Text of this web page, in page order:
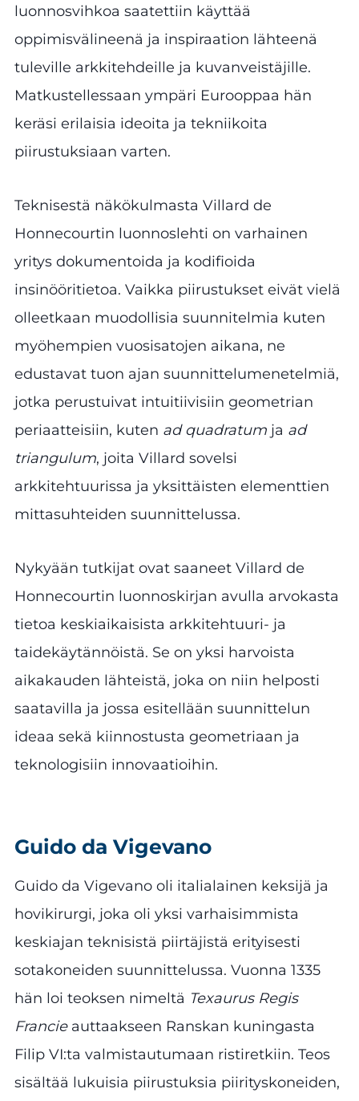
luonnosvihkoa saatettiin käyttää
oppimisvälineenä ja inspiraation lähteenä
tuleville arkkitehdeille ja kuvanveistäjille.
Matkustellessaan ympäri Eurooppaa hän
keräsi erilaisia ideoita ja tekniikoita
piirustuksiaan varten.
Teknisestä näkökulmasta Villard de
Honnecourtin luonnoslehti on varhainen
yritys dokumentoida ja kodifioida
insinööritietoa. Vaikka piirustukset eivät vielä
olleetkaan muodollisia suunnitelmia kuten
myöhempien vuosisatojen aikana, ne
edustavat tuon ajan suunnittelumenetelmiä,
jotka perustuivat intuitiivisiin geometrian
periaatteisiin, kuten ad quadratum ja ad
triangulum, joita Villard sovelsi
arkkitehtuurissa ja yksittäisten elementtien
mittasuhteiden suunnittelussa.
Nykyään tutkijat ovat saaneet Villard de
Honnecourtin luonnoskirjan avulla arvokasta
tietoa keskiaikaisista arkkitehtuuri- ja
taidekäytännöistä. Se on yksi harvoista
aikakauden lähteistä, joka on niin helposti
saatavilla ja jossa esitellään suunnittelun
ideaa sekä kiinnostusta geometriaan ja
teknologisiin innovaatioihin.
Guido da Vigevano
Guido da Vigevano oli italialainen keksijä ja
hovikirurgi, joka oli yksi varhaisimmista
keskiajan teknisistä piirtäjistä erityisesti
sotakoneiden suunnittelussa. Vuonna 1335
hän loi teoksen nimeltä Texaurus Regis
Francieauttaakseen Ranskan kuningasta
Filip VI:ta valmistautumaan ristiretkiin. Teos
sisältää lukuisia piirustuksia piirityskoneiden,